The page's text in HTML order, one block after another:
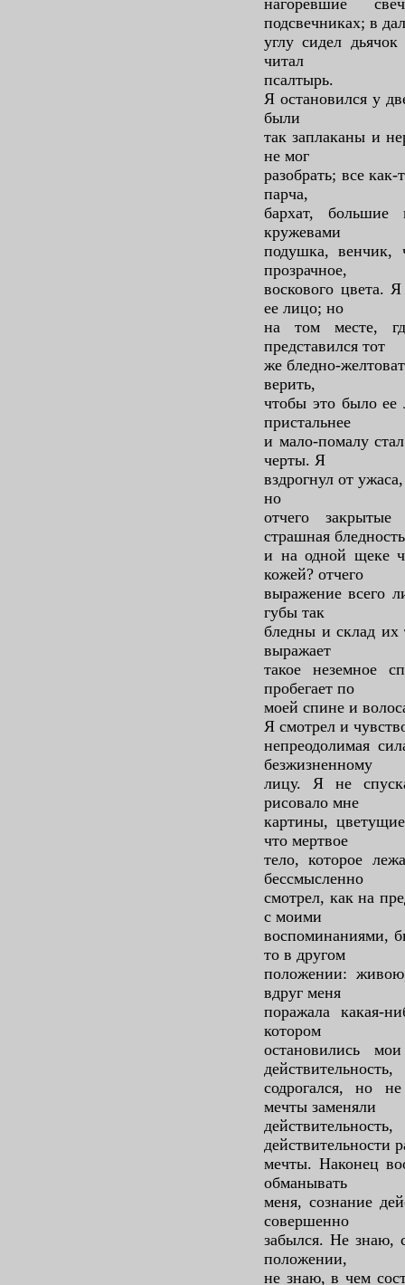
подсвечниках; в
углу сидел
читал
псалтырь.
Я остановился у
были
так заплаканы и
не мог
разобрать; все
парча,
бархат, большие
кружевами
подушка, венчик,
прозрачное,
воскового цвета.
ее лицо; но
на том месте,
представился тот
же бледно-
верить,
чтобы это было ее
пристальнее
и мало-помалу
черты. Я
вздрогнул от
но
отчего
страшная бледность
и на одной щеке
кожей? отчего
выражение всего
губы так
бледны и склад их
выражает
такое неземное
пробегает по
моей спине и
Я смотрел и
непреодолимая
безжизненному
лицу. Я не
рисовало мне
картины,
что мертвое
тело, которое
бессмысленно
смотрел, как на
с моими
воспоминаниями,
то в другом
положении:
вдруг меня
поражала какая-
котором
остановились
действительность,
содрогался, но
мечты заменяли
действительности
мечты. Наконец
обманывать
меня, сознание
совершенно
забылся. Не знаю,
положении,
не знаю, в чем